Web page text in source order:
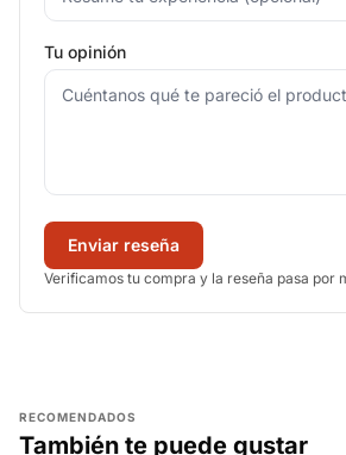
Tu opinión
Enviar reseña
Verificamos tu compra y la reseña pasa por
RECOMENDADOS
También te puede gustar